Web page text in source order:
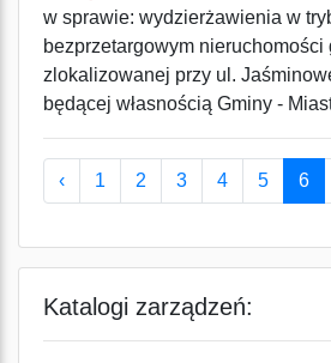
w sprawie: wydzierżawienia w
bezprzetargowym nieruchomości
zlokalizowanej przy ul.
będącej własnością Gminy -
‹ 1 2 3 4 5 6
Katalogi zarządzeń: